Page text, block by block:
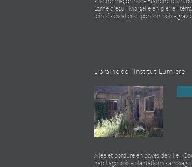
Lame d'eau - Margelle en pierre -
teinté - escalier et ponton bois -
Librairie de l'Institut Lumière
Allée et bordure en pavés de ville -
habillage bois - plantations -